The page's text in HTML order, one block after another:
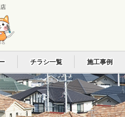
チラシ一覧 施工事例